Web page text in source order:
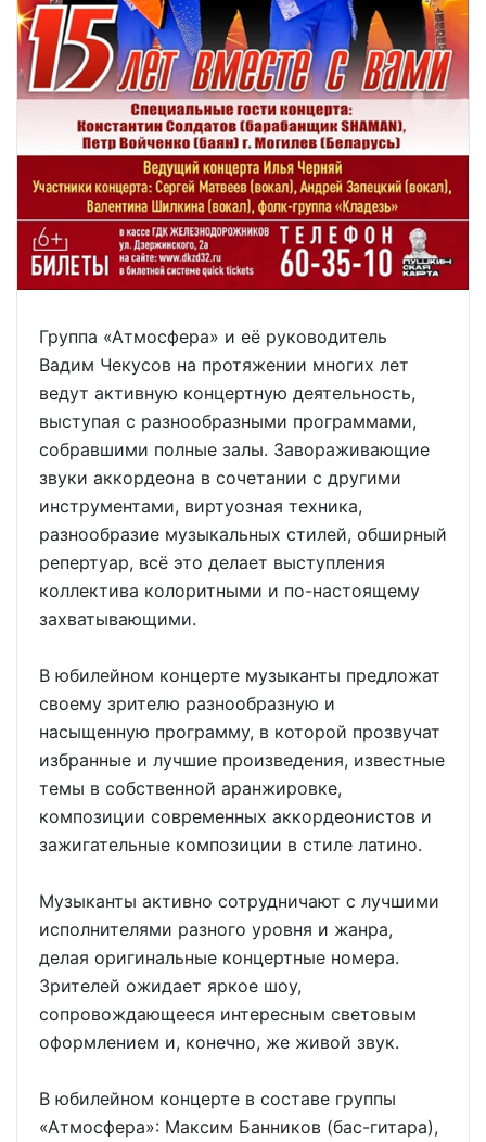
Группа «Атмосфера» и её руководитель
Вадим Чекусов на протяжении многих лет
ведут активную концертную деятельность,
выступая с разнообразными программами,
собравшими полные залы. Завораживающие
звуки аккордеона в сочетании с другими
инструментами, виртуозная техника,
разнообразие музыкальных стилей, обширный
репертуар, всё это делает выступления
коллектива колоритными и по-настоящему
захватывающими.
В юбилейном концерте музыканты предложат
своему зрителю разнообразную и
насыщенную программу, в которой прозвучат
избранные и лучшие произведения, известные
темы в собственной аранжировке,
композиции современных аккордеонистов и
зажигательные композиции в стиле латино.
Музыканты активно сотрудничают с лучшими
исполнителями разного уровня и жанра,
делая оригинальные концертные номера.
Зрителей ожидает яркое шоу,
сопровождающееся интересным световым
оформлением и, конечно, же живой звук.
В юбилейном концерте в составе группы
«Атмосфера»: Максим Банников (бас-гитара),